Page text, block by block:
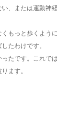
、または運動神
もっと歩くよう
たわけです。
たです。これで
ます。